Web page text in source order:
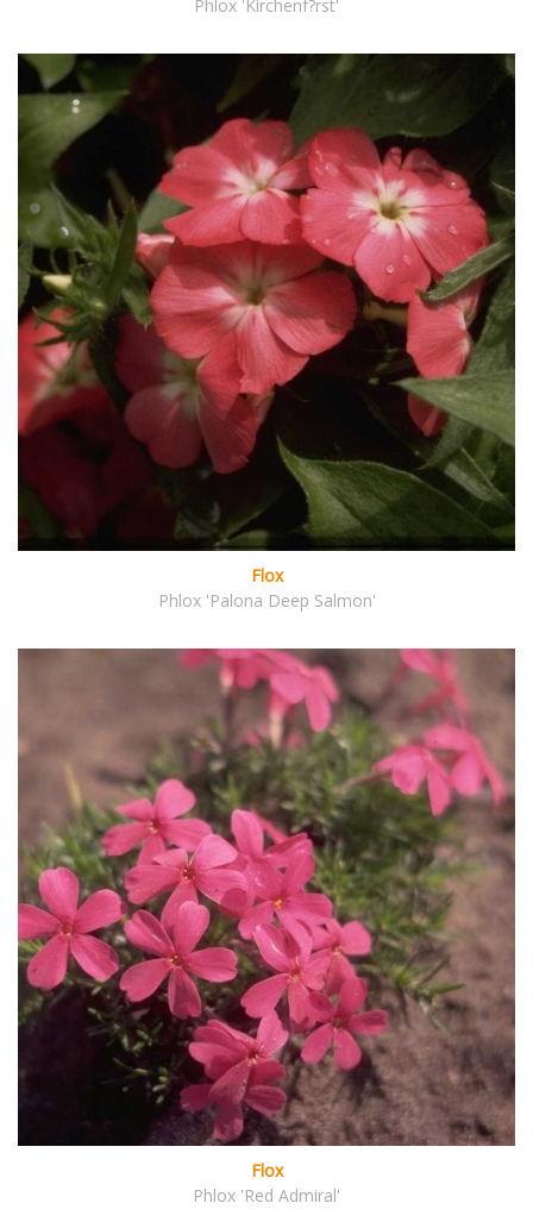
Phlox 'Kirchenf?rst'
Flox
Phlox 'Palona Deep Salmon'
Flox
Phlox 'Red Admiral'